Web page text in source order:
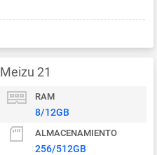
Meizu 21
RAM
8/12GB
ALMACENAMIENTO
256/512GB